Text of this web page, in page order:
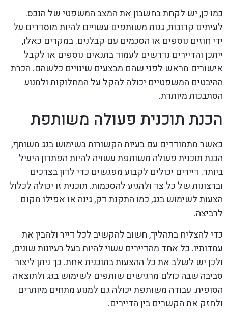
כמו כן, יש לקחת בחשבון את המצב המשפטי של הנכס.
לעיתים קרובות, גגות משותפים עשויים להיות מוסדרים על
ידי חוזים נוספים או הסכמים עם קבלנים. במקרים כאלו,
ייתכן והדיירים נדרשים לעמוד בתנאים נוספים או לקבל
אישורים מראש לפני שהם מבצעים שינויים כלשהם. הכרת
ההיבטים המשפטיים יכולה להקל על המחלוקות ולמנוע
הסתבכות מיותרת.
הכנת תוכנית פעולה משותפת
כאשר מתמודדים עם בעיות הקשורות בשימוש בגג משותף,
הכנת תוכנית פעולה משותפת עשויה להיות הפתרון היעיל
ביותר. דיירים יכולים לקבוע מפגשים כדי לדון בצרכים
וברצונות של כל צד ולהגיע להסכמות. תוכנית זו יכולה לכלול
הצעות לשימוש בגג, כמו התקנת דק, גינה או אפילו מקום
לרביצה.
כדי להצליח בתהליך, חשוב להקשיב לכל דייר ולהבין את
עמדותיו. כל אחד מהדיירים עשוי להיות בעל רעיונות שונים,
ולכן יש לשלב את כל ההצעות בתוכנית אחת. כך ניתן ליצור
סביבה שבה כולם מרגישים שותפים לשימוש בגג ולתוצאה
הסופית. עבודה משותפת יכולה גם למנוע מתחים מיותרים
ולחזק את הקשרים בין הדיירים.